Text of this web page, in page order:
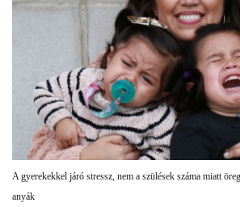
A gyerekekkel járó stressz, nem a szülések száma miatt
anyák